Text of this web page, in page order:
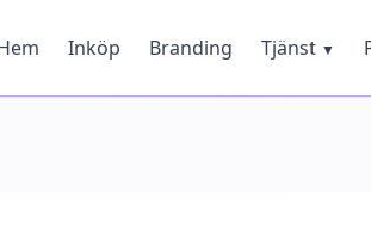
Inköp Branding Tjänst ▼